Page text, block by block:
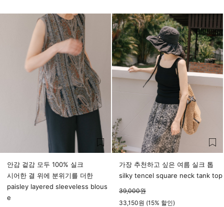
안감 겉감 모두 100% 실크
시어한 결 위에 분위기를 더한
paisley layered sleeveless blous
e
가장 추천하고 싶은 여름 실크 톱
silky tencel square neck tank top
39,000원
33,150원 (15% 할인)